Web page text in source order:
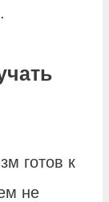
готов к
не